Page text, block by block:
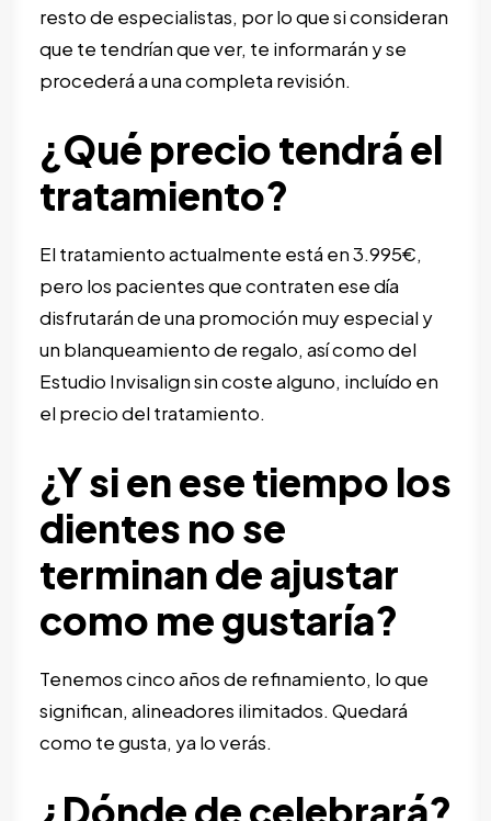
resto de especialistas, por lo que si consideran
que te tendrían que ver, te informarán y se
procederá a una completa revisión.
¿Qué precio tendrá el
tratamiento?
El tratamiento actualmente está en 3.995€,
pero los pacientes que contraten ese día
disfrutarán de una promoción muy especial y
un blanqueamiento de regalo, así como del
Estudio Invisalign sin coste alguno, incluído en
el precio del tratamiento.
¿Y si en ese tiempo los
dientes no se
terminan de ajustar
como me gustaría?
Tenemos cinco años de refinamiento, lo que
significan, alineadores ilimitados. Quedará
como te gusta, ya lo verás.
¿Dónde de celebrará?